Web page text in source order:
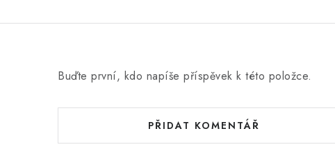
Buďte první, kdo napíše příspěvek k této položce.
PŘIDAT KOMENTÁŘ